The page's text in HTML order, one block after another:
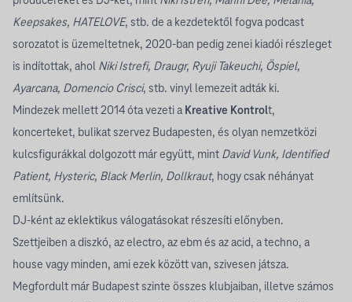
Keepsakes, HATELOVE, stb. de a kezdetektől fogva podcast
sorozatot is üzemeltetnek, 2020-ban pedig zenei kiadói részleget
is indítottak, ahol Niki Istrefi, Draugr, Ryuji Takeuchi, Öspiel,
Ayarcana, Domencio Crisci, stb. vinyl lemezeit adták ki.
Mindezek mellett 2014 óta vezeti a Kreative Kontrolt,
koncerteket, bulikat szervez Budapesten, és olyan nemzetközi
kulcsfigurákkal dolgozott már együtt, mint David Vunk, Identified
Patient, Hysteric, Black Merlin, Dollkraut, hogy csak néhányat
említsünk.
DJ-ként az eklektikus válogatásokat részesíti előnyben.
Szettjeiben a diszkó, az electro, az ebm és az acid, a techno, a
house vagy minden, ami ezek között van, szivesen játsza.
Megfordult már Budapest szinte összes klubjaiban, illetve számos